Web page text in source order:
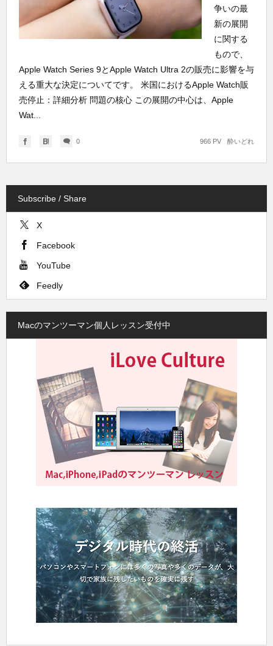
争いの最
新の展開
に関する
もので、
Apple Watch Series 9とApple Watch Ultra 2の販売に影響を与
える重大な決定についてです。 米国におけるApple Watch販
売停止：詳細分析 問題の核心 この展開の中心は、Apple
Wat...
0 酔いどれ
966 PV
Subscribe / Share
X
Facebook
YouTube
Feedly
Macのマンツーマン個人レッスン受付中